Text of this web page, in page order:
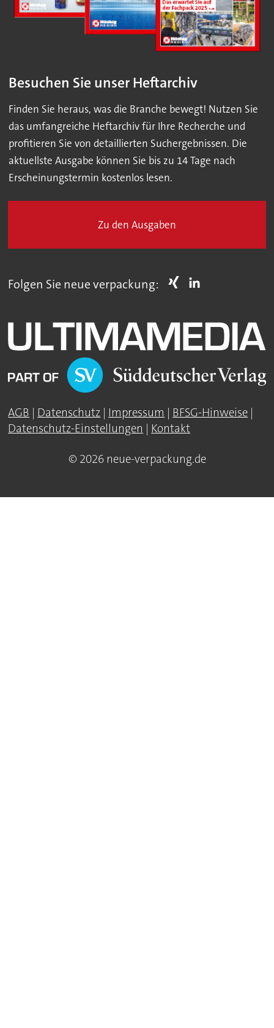
Besuchen Sie unser Heftarchiv
Finden Sie heraus, was die Branche bewegt! Nutzen Sie
das umfangreiche Heftarchiv für Ihre Recherche und
profitieren Sie von detaillierten Suchergebnissen. Die
aktuellste Ausgabe können Sie bis zu 14 Tage nach
Erscheinungstermin kostenlos lesen.
Zu den Ausgaben
Folgen Sie neue verpackung:
AGB | Datenschutz | Impressum | BFSG-Hinweise |
Datenschutz-Einstellungen | Kontakt
© 2026 neue-verpackung.de